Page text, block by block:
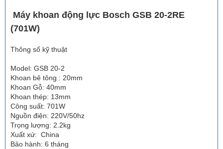
Máy khoan động lực Bosch GSB 20-2RE
(701W)
Thông số kỹ thuật
Model: GSB 20-2
Khoan bê tông : 20mm
Khoan Gỗ: 40mm
Khoan thép: 13mm
Công suất: 701W
Nguồn điện: 220V/50hz
Trọng lượng: 2.2kg
Xuất xứ: China
Bảo hành: 6 tháng